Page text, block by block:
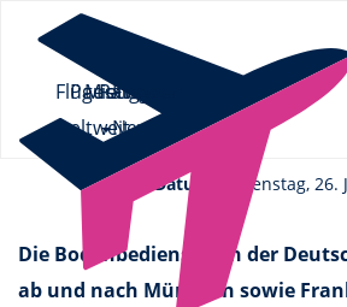
Flüge
weltweit
Pauschalreisen
Mietwagen
Ratgeber
Flüge
News
Flüge.de» » Lufthansa-Streik:
Lufthansa-
Datum Dienstag,
Die Bodenbediensteten der
ab und nach München sowie